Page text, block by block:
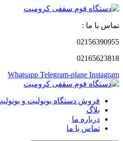
تماس با ما :
02156390955
02165623818
Whatsapp Telegram-plane Instagram
فروش دستگاه یونولیت و
بلاگ
درباره ما
تماس با ما